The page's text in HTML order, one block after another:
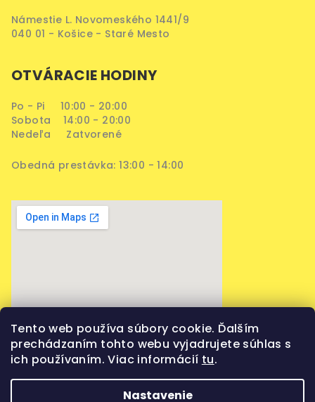
Tento web používa súbory cookie. Ďalším
prechádzaním tohto webu vyjadrujete súhlas s
ich používaním. Viac informácií tu.
Nastavenie
Námestie L. Novomeského 1441/9
040 01 - Košice - Staré Mesto
OTVÁRACIE HODINY
Po - Pi 10:00 - 20:00
Sobota 14:00 - 20:00
Nedeľa Zatvorené
Obedná prestávka: 13:00 - 14:00